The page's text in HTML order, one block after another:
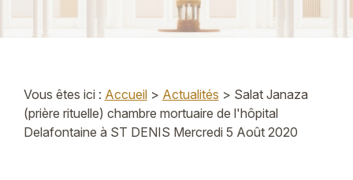
Vous êtes ici : Accueil> Actualités > Salat Janaza
(prière rituelle) chambre mortuaire de l'hôpital
Delafontaine à ST DENIS Mercredi 5 Août 2020